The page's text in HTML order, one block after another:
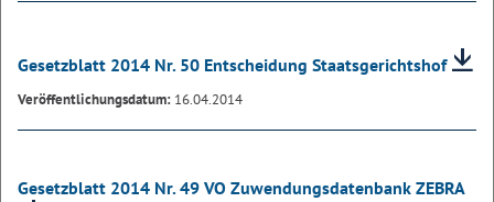
Gesetzblatt 2014 Nr. 50 Entscheidung Staatsgerichtshof
Veröffentlichungsdatum: 16.04.2014
Gesetzblatt 2014 Nr. 49 VO Zuwendungsdatenbank ZEBRA